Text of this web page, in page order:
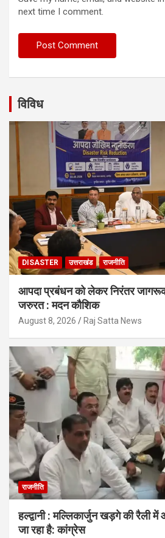
next time I comment.
विविध
DISASTER उत्तराखंड राजनीति
आपदा प्रबंधन को लेकर निरंतर
जरुरत : मदन कौशिक
August 8, 2026 Raj Satta News
राजनीति
हल्द्वानी : मल्लिकार्जुन खड़गे की रैली में
जा रहा है: कांग्रेस